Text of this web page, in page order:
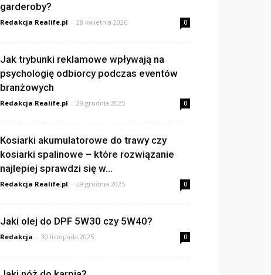
garderoby?
Redakcja Realife.pl - 28 kwietnia 2026 0
Jak trybunki reklamowe wpływają na
psychologię odbiorcy podczas eventów
branżowych
Redakcja Realife.pl - 29 grudnia 2025 0
Kosiarki akumulatorowe do trawy czy
kosiarki spalinowe – które rozwiązanie
najlepiej sprawdzi się w...
Redakcja Realife.pl - 29 grudnia 2025 0
Jaki olej do DPF 5W30 czy 5W40?
Redakcja - 30 listopada 2025 0